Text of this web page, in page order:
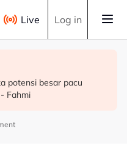
Live Log in
terima €17 juta
hari ini
potensi besar pacu
Fahmi